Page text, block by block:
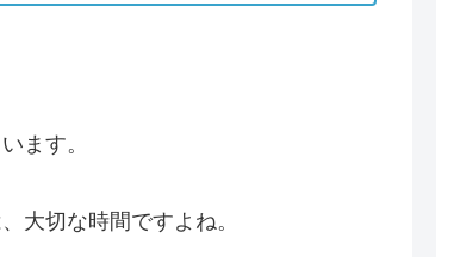
ます。
大切な時間ですよね。